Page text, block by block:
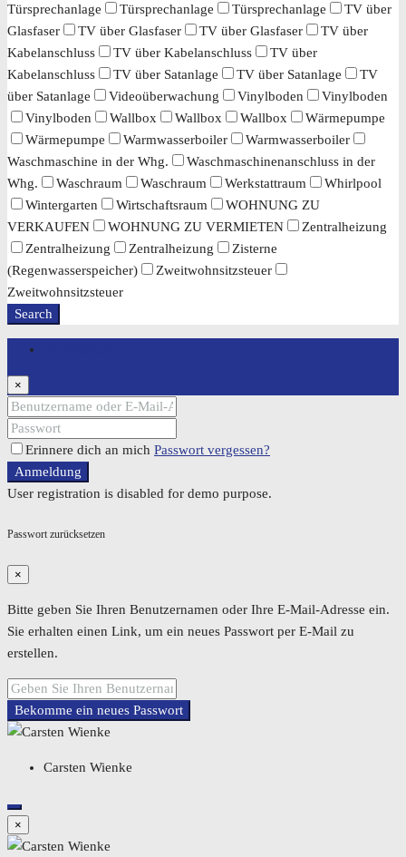
Türsprechanlage Türsprechanlage Türsprechanlage
TV über
Glasfaser
TV über Glasfaser TV über Glasfaser
TV über
Kabelanschluss
TV über Kabelanschluss
TV über
Kabelanschluss
TV über Satanlage TV über Satanlage
TV
über Satanlage
Videoüberwachung Vinylboden
Vinylboden
Vinylboden
Wallbox Wallbox Wallbox
Wärmepumpe
Wärmepumpe
Warmwasserboiler
Warmwasserboiler
Waschmaschine in der Whg.
Waschmaschinenanschluss in der
Whg.
Waschraum Waschraum Werkstattraum
Whirlpool
Wintergarten
Wirtschaftsraum
WOHNUNG ZU
VERKAUFEN
WOHNUNG ZU VERMIETEN
Zentralheizung
Zentralheizung
Zentralheizung
Zisterne
(Regenwasserspeicher)
Zweitwohnsitzsteuer
Zweitwohnsitzsteuer
Search
×
Erinnere dich an mich Passwort vergessen?
Anmeldung
User registration is disabled for demo purpose.
Passwort zurücksetzen
×
Bitte geben Sie Ihren Benutzernamen oder Ihre E-Mail-Adresse ein.
Sie erhalten einen Link, um ein neues Passwort per E-Mail zu
erstellen.
Bekomme ein neues Passwort
Carsten Wienke
×